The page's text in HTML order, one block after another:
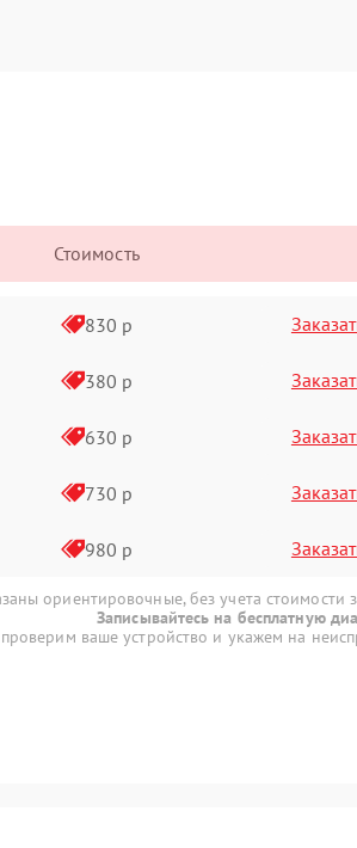
Стоимость
830 р
380 р
630 р
730 р
980 р
ориентировочные, без учета стоимости
Записывайтесь на бесплатную
ваше устройство и укажем на